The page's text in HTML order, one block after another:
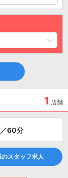
1 店舗
60分
のスタッフ求人